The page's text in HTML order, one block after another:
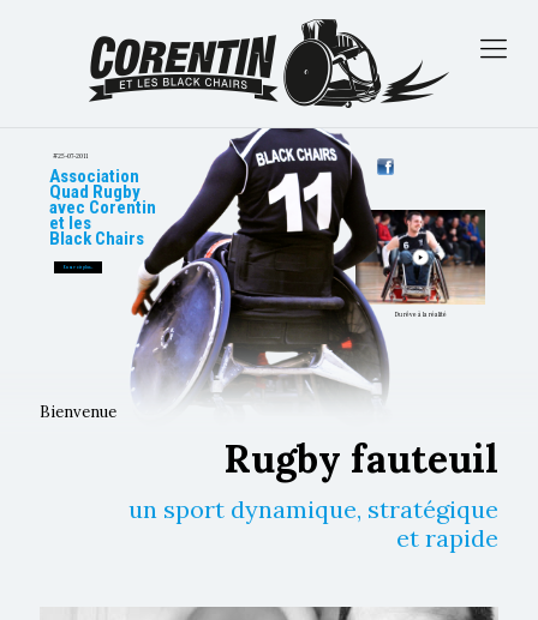
#25-07-2011
Association
Quad Rugby
avec Corentin
et les
Black Chairs
En savoir plus…
Du rêve à la réalité
Bienvenue
Rugby fauteuil
un sport dynamique, stratégique
et rapide